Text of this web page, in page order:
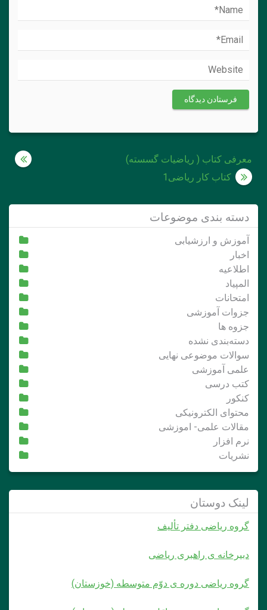
راهبری
نوشته
معرفی کتاب ( ریاضیات گسسته)
کتاب کار ریاضی1
دسته بندی موضوعات
آموزش و ارزشیابی
اخبار
اطلاعیه
المپیاد
امتحانات
جزوات آموزشی
جزوه ها
دسته‌بندی نشده
سوالات موضوعی نهایی
علمی آموزشی
کتب درسی
کنکور
محتوای الکترونیکی
مقالات علمی- اموزشی
نرم افزار
نشریات
لینک دوستان
گروه ریاضی دفتر تألیف
دبیرخانه ی راهبری ریاضی
گروه ریاضی دوره ی دوّم متوسطه (خوزستان)